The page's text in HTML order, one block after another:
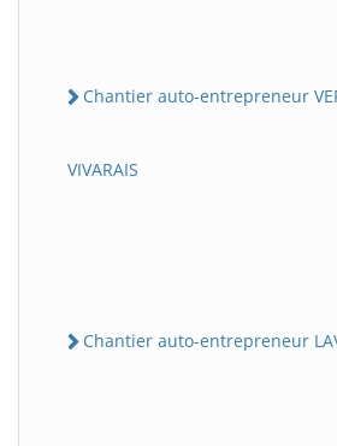
Chantier auto-entrepreneur
VIVARAIS
Chantier auto-entrepreneur